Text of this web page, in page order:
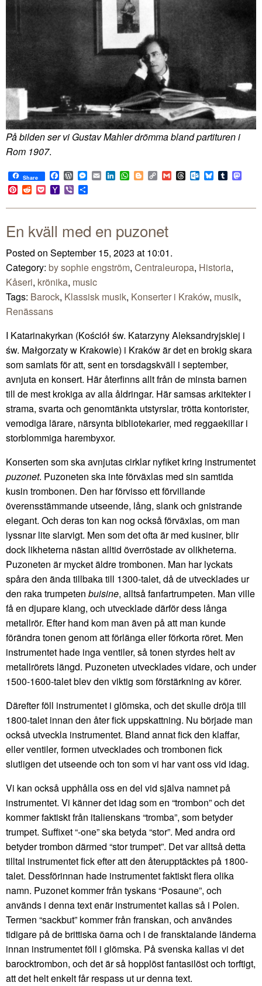
På bilden ser vi Gustav Mahler drömma bland partituren i
Rom 1907.
Share Facebook
WordPress
Messenger
EmailLinkedIn
WhatsApp
BloggerCopy
Link
GmailThreadsOutlook.com
BlueskyTumblr
Pinterest
RedditPocketYahoo
Mail
Viber
En kväll med en puzonet
Posted on September 15, 2023 at 10:01.
Category: by sophie engström, Centraleuropa, Historia,
Kåseri, krönika, music
Tags: Barock, Klassisk musik, Konserter i Kraków, musik,
Renässans
I Katarinakyrkan (Kościół św. Katarzyny Aleksandryjskiej i
św. Małgorzaty w Krakowie) i Kraków är det en brokig skara
som samlats för att, sent en torsdagskväll i september,
avnjuta en konsert. Här återfinns allt från de minsta barnen
till de mest krokiga av alla åldringar. Här samsas arkitekter i
strama, svarta och genomtänkta utstyrslar, trötta kontorister,
vemodiga lärare, närsynta bibliotekarier, med reggaekillar i
storblommiga harembyxor.
Konserten som ska avnjutas cirklar nyfiket kring instrumentet
puzonet. Puzoneten ska inte förväxlas med sin samtida
kusin trombonen. Den har förvisso ett förvillande
överensstämmande utseende, lång, slank och gnistrande
elegant. Och deras ton kan nog också förväxlas, om man
lyssnar lite slarvigt. Men som det ofta är med kusiner, blir
dock likheterna nästan alltid överröstade av olikheterna.
Puzoneten är mycket äldre trombonen. Man har lyckats
spåra den ända tillbaka till 1300-talet, då de utvecklades ur
den raka trumpeten buisine, alltså fanfartrumpeten. Man ville
få en djupare klang, och utvecklade därför dess långa
metallrör. Efter hand kom man även på att man kunde
förändra tonen genom att förlänga eller förkorta röret. Men
instrumentet hade inga ventiler, så tonen styrdes helt av
metallrörets längd. Puzoneten utvecklades vidare, och under
1500-1600-talet blev den viktig som förstärkning av körer.
Därefter föll instrumentet i glömska, och det skulle dröja till
1800-talet innan den åter fick uppskattning. Nu började man
också utveckla instrumentet. Bland annat fick den klaffar,
eller ventiler, formen utvecklades och trombonen fick
slutligen det utseende och ton som vi har vant oss vid idag.
Vi kan också upphålla oss en del vid själva namnet på
instrumentet. Vi känner det idag som en “trombon” och det
kommer faktiskt från italienskans “tromba”, som betyder
trumpet. Suffixet “-one” ska betyda “stor”. Med andra ord
betyder trombon därmed “stor trumpet”. Det var alltså detta
tilltal instrumentet fick efter att den återupptäcktes på 1800-
talet. Dessförinnan hade instrumentet faktiskt flera olika
namn. Puzonet kommer från tyskans “Posaune”, och
används i denna text enär instrumentet kallas så i Polen.
Termen “sackbut” kommer från franskan, och användes
tidigare på de brittiska öarna och i de fransktalande länderna
innan instrumentet föll i glömska. På svenska kallas vi det
barocktrombon, och det är så hopplöst fantasilöst och torftigt,
att det helt enkelt får respass ut ur denna text.